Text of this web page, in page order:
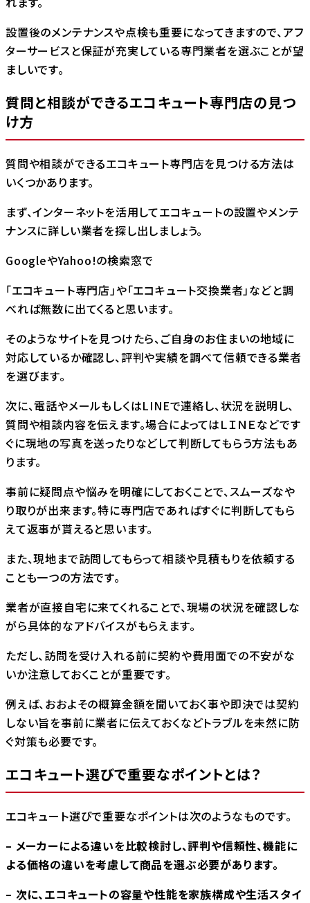
設置後のメンテナンスや点検も重要になってきますので、アフ
ターサービスと保証が充実している専門業者を選ぶことが望
ましいです。
質問と相談ができるエコキュート専門店の見つ
け方
質問や相談ができるエコキュート専門店を見つける方法は
いくつかあります。
まず、インターネットを活用してエコキュートの設置やメンテ
ナンスに詳しい業者を探し出しましょう。
GoogleやYahoo!の検索窓で
「エコキュート専門店」や「エコキュート交換業者」などと調
べれば無数に出てくると思います。
そのようなサイトを見つけたら、ご自身のお住まいの地域に
対応しているか確認し、評判や実績を調べて信頼できる業者
を選びます。
次に、電話やメールもしくはLINEで連絡し、状況を説明し、
質問や相談内容を伝えます。場合によってはＬＩＮＥなどです
ぐに現地の写真を送ったりなどして判断してもらう方法もあ
ります。
事前に疑問点や悩みを明確にしておくことで、スムーズなや
り取りが出来ます。特に専門店であればすぐに判断してもら
えて返事が貰えると思います。
また、現地まで訪問してもらって相談や見積もりを依頼する
ことも一つの方法です。
業者が直接自宅に来てくれることで、現場の状況を確認しな
がら具体的なアドバイスがもらえます。
ただし、訪問を受け入れる前に契約や費用面での不安がな
いか注意しておくことが重要です。
例えば、おおよその概算金額を聞いておく事や即決では契約
しない旨を事前に業者に伝えておくなどトラブルを未然に防
ぐ対策も必要です。
エコキュート選びで重要なポイントとは？
エコキュート選びで重要なポイントは次のようなものです。
– メーカーによる違いを比較検討し、評判や信頼性、機能に
よる価格の違いを考慮して商品を選ぶ必要があります。
– 次に、エコキュートの容量や性能を家族構成や生活スタイ